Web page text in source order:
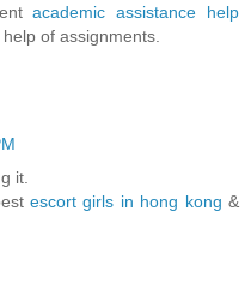
academic assistance help
of assignments.
it.
escort girls in hong kong &